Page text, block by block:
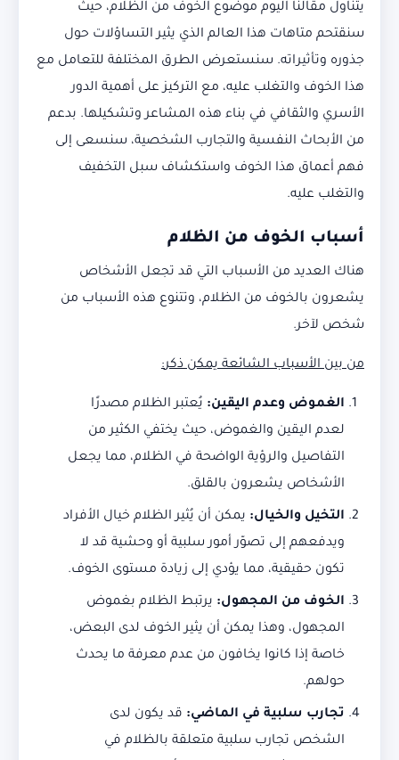
يتناول مقالنا اليوم موضوع الخوف من الظلام، حيث
سنقتحم متاهات هذا العالم الذي يثير التساؤلات حول
جذوره وتأثيراته. سنستعرض الطرق المختلفة للتعامل مع
هذا الخوف والتغلب عليه، مع التركيز على أهمية الدور
الأسري والثقافي في بناء هذه المشاعر وتشكيلها. بدعم
من الأبحاث النفسية والتجارب الشخصية، سنسعى إلى
فهم أعماق هذا الخوف واستكشاف سبل التخفيف
والتغلب عليه.
أسباب الخوف من الظلام
هناك العديد من الأسباب التي قد تجعل الأشخاص
يشعرون بالخوف من الظلام، وتتنوع هذه الأسباب من
شخص لآخر.
من بين الأسباب الشائعة يمكن ذكر:
الغموض وعدم اليقين: يُعتبر الظلام مصدرًا
لعدم اليقين والغموض، حيث يختفي الكثير من
التفاصيل والرؤية الواضحة في الظلام، مما يجعل
الأشخاص يشعرون بالقلق.
التخيل والخيال: يمكن أن يُثير الظلام خيال الأفراد
ويدفعهم إلى تصوّر أمور سلبية أو وحشية قد لا
تكون حقيقية، مما يؤدي إلى زيادة مستوى الخوف.
الخوف من المجهول: يرتبط الظلام بغموض
المجهول، وهذا يمكن أن يثير الخوف لدى البعض،
خاصة إذا كانوا يخافون من عدم معرفة ما يحدث
حولهم.
تجارب سلبية في الماضي: قد يكون لدى
الشخص تجارب سلبية متعلقة بالظلام في